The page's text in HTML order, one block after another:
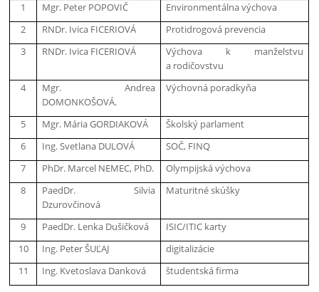
1
Mgr. Peter POPOVIČ
Environmentálna výchova
2
RNDr. Ivica FICERIOVÁ
Protidrogová prevencia
3
RNDr. Ivica FICERIOVÁ
Výchova k manželstvu
a rodičovstvu
4
Mgr. Andrea
DOMONKOŠOVÁ.
Výchovná poradkyňa
5 Mgr. Mária GORDIAKOVÁ
Školský parlament
6
Ing. Svetlana DULOVÁ
SOČ, FINQ
7
PhDr. Marcel NEMEC, PhD.
Olympijská výchova
8
PaedDr. Silvia
Dzurovčinová
Maturitné skúšky
9 PaedDr. Lenka Dušičková
ISIC/ITIC karty
10
Ing. Peter ŠUĽAJ
digitalizácie
11
Ing. Kvetoslava Danková študentská firma